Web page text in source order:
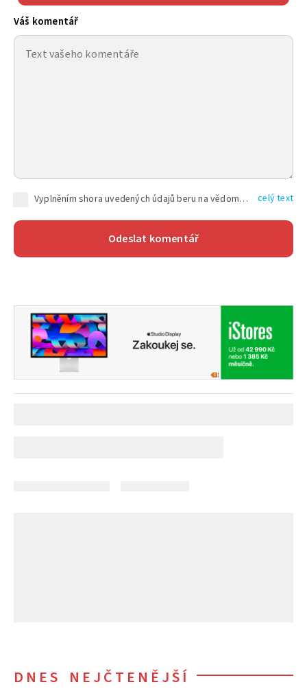
Váš komentář
Vyplněním shora uvedených údajů beru na vědomí, že společnost TEXT FACTORY s.r.o., sídlem Brno, Durďákova 336/29, Černá Pole, PSČ: 613 00, IČ: 06157831, zapsané u Krajského soudu v Brně, oddíl C, vložka 100399, bude zpracovávat mé osobní údaje uvedené v rámci mnou vyplněného registračního formuláře na základě oprávněných zájmů TEXT FACTORY s.r.o. dle čl. 6 odst. 1 písm. f) GDPR a pro splnění právních povinností (čl. 6 odst. 1 písm. c) GDPR), a to pro tyto účely: nezbytnost zajistit oprávnění návštěvníka webových stránek provozovaných společností TEXT FACTORY s.r.o. přispívat aktivně ke zveřejněným článkům nebo v rámci diskusních fór a výkon práv TEXT FACTORY s.r.o. jako administrátora těchto diskusních fór. Více informací o zpracování osobních údajů a právech lze nalézt v celý text
DNES NEJČTENĚJŠÍ